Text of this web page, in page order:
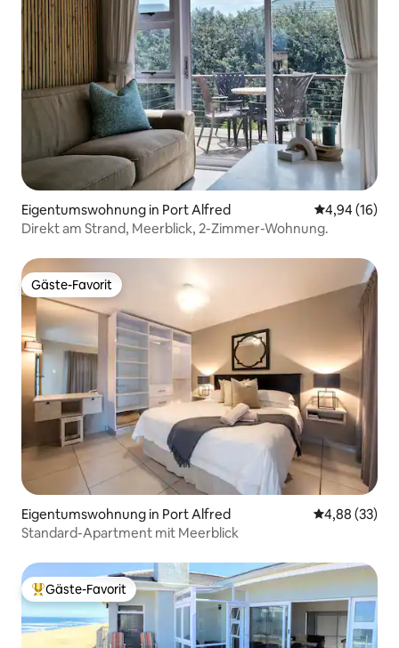
Eigentumswohnung in Port Alfred
4,94 (16)
Direkt am Strand, Meerblick, 2-Zimmer-Wohnung.
Gäste-Favorit
Gäste-Favorit
Eigentumswohnung in Port Alfred
4,88 (33)
Standard-Apartment mit Meerblick
Beliebter Gäste-Favorit.
Gäste-Favorit